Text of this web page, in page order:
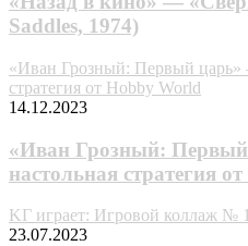
Saddles, 1974)
«Иван Грозный: Первый царь»
стратегия от Hobby World
14.12.2023
«Иван Грозный:
настольная стратегия
KГ игpaeт: Игровой коллаж №
23.07.2023